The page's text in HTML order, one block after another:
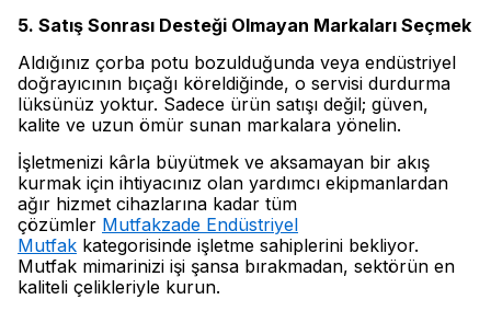
5. Satış Sonrası Desteği Olmayan Markaları Seçmek
Aldığınız çorba potu bozulduğunda veya endüstriyel
doğrayıcının bıçağı köreldiğinde, o servisi durdurma
lüksünüz yoktur. Sadece ürün satışı değil; güven,
kalite ve uzun ömür sunan markalara yönelin.
İşletmenizi kârla büyütmek ve aksamayan bir akış
kurmak için ihtiyacınız olan yardımcı ekipmanlardan
ağır hizmet cihazlarına kadar tüm
çözümler Mutfakzade Endüstriyel
Mutfak kategorisinde işletme sahiplerini bekliyor.
Mutfak mimarinizi işi şansa bırakmadan, sektörün en
kaliteli çelikleriyle kurun.